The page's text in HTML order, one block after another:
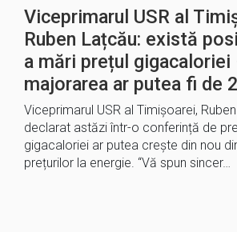
Viceprimarul USR al
Ruben Lațcău: există
a mări prețul gigacaloriei
majorarea ar putea fi de
Viceprimarul USR al Timișoarei,
declarat astăzi într-o conferință de
gigacaloriei ar putea crește din nou
prețurilor la energie. “Vă spun sincer…